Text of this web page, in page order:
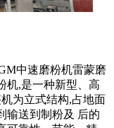
中速磨粉机雷蒙磨
机,是一种新型、高
为立式结构,占地面
输送到制粉及 后的